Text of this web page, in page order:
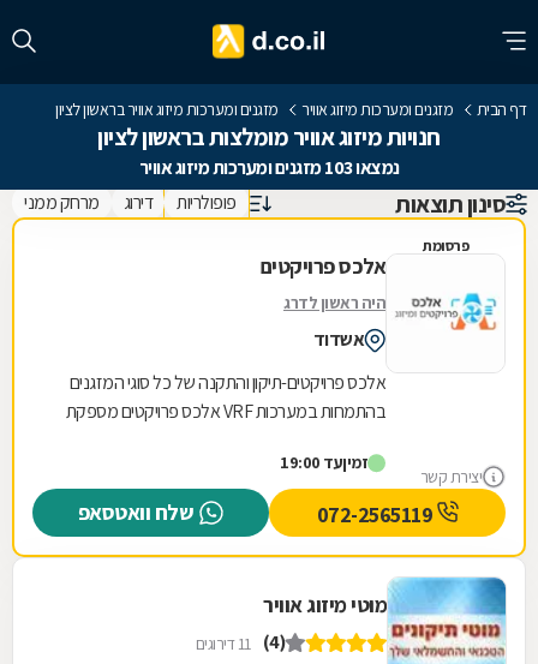
דף הבית מזגנים ומערכות מיזוג אוויר מזגנים ומערכות מיזוג אוויר בראשון לציון
חנויות מיזוג אוויר מומלצות בראשון לציון
נמצאו 103 מזגנים ומערכות מיזוג אוויר
סינון תוצאות פופולריות דירוג מרחק ממני
פרסומת
יצירת קשר
אלכס פרויקטים
היה ראשון לדרג
אשדוד
אלכס פרויקטים-תיקון והתקנה של כל סוגי המזגנים
בהתמחות במערכות VRF אלכס פרויקטים מספקת
ברחבי...
זמיןעד 19:00
שלח וואטסאפ
מוטי מיזוג אוויר
(4) 11 דירוגים